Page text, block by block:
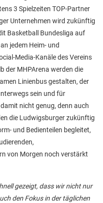
3 Spielzeiten TOP-Partner
Unternehmen wird zukünftig
Basketball Bundesliga auf
jedem Heim- und
Media-Kanäle des Vereins
der MHPArena werden die
Linienbus gestalten, der
sein und für
nicht genug, denn auch
die Ludwigsburger zukünftig
und Bedienteilen begleitet,
von Morgen noch verstärkt
gezeigt, dass wir nicht nur
den Fokus in der täglichen